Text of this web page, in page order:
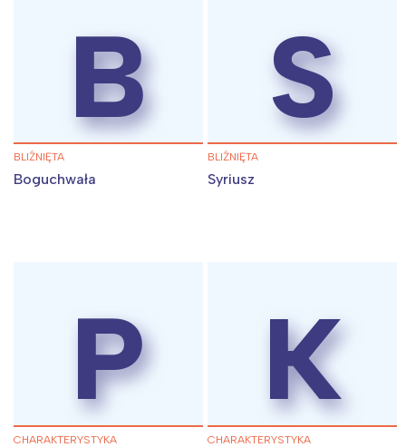
B
BLIŹNIĘTA
Boguchwała
S
BLIŹNIĘTA
Syriusz
P
CHARAKTERYSTYKA
K
CHARAKTERYSTYKA
Warszawa
Łódź
Trójmiasto
Poznań
Południe
Północ